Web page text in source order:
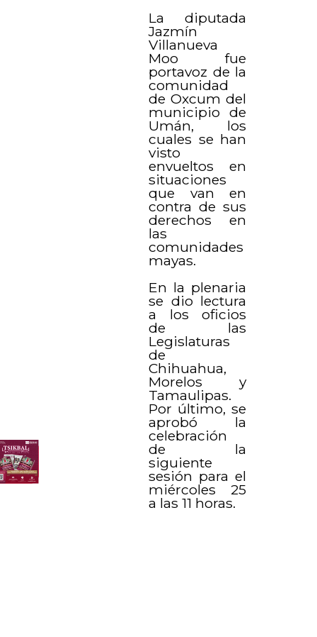
La diputada
Jazmín
Villanueva
Moo fue
portavoz de la
comunidad
de Oxcum del
municipio de
Umán, los
cuales se han
visto
envueltos en
situaciones
que van en
contra de sus
derechos en
las
comunidades
mayas.
En la plenaria
se dio lectura
a los oficios
de las
Legislaturas
de
Chihuahua,
Morelos y
Tamaulipas.
Por último, se
aprobó la
celebración
de la
siguiente
sesión para el
miércoles 25
a las 11 horas.